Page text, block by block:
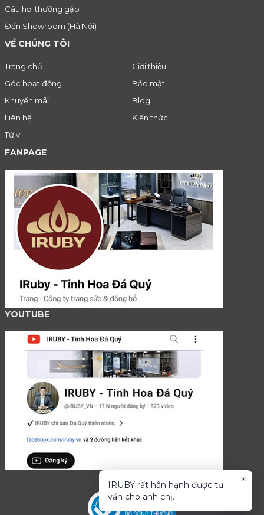
Câu hỏi thường gặp
Đến Showroom (Hà Nội)
VỀ CHÚNG TÔI
Trang chủ
Giới thiệu
Góc hoạt động
Bảo mật
Khuyến mãi
Blog
Liên hệ
Kiến thức
Tử vi
FANPAGE
YOUTUBE
IRUBY rất hân hạnh được tư
vấn cho anh chị.